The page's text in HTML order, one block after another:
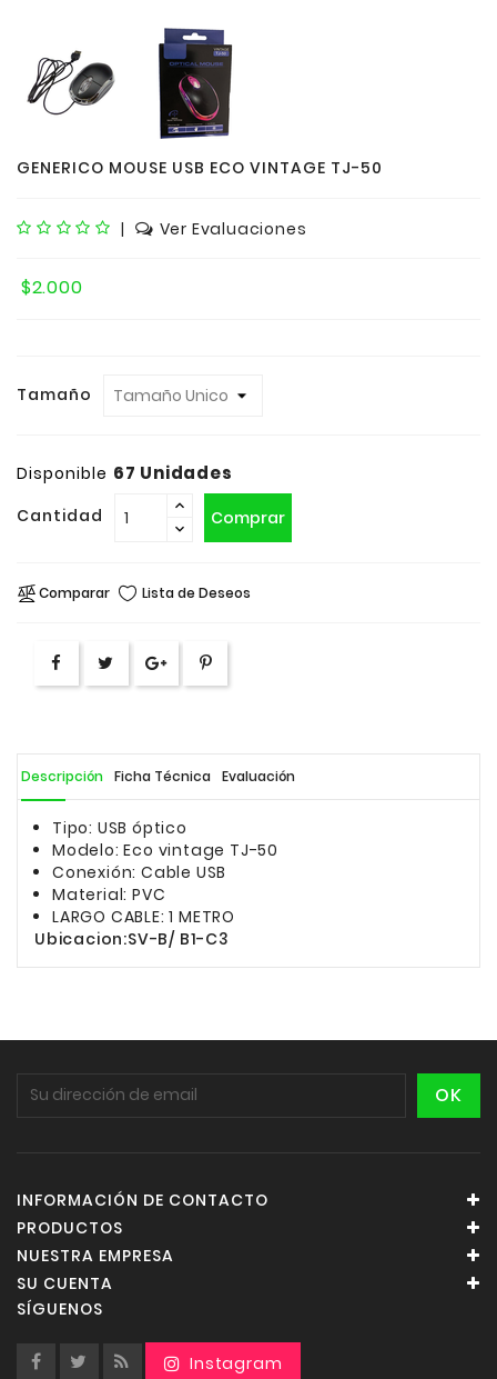
GENERICO MOUSE USB ECO VINTAGE TJ-50
| Ver Evaluaciones
$2.000
Tamaño
Disponible 67 Unidades
Cantidad Comprar
Comparar Lista de Deseos
Descripción Ficha Técnica Evaluación
Tipo: USB óptico
Modelo: Eco vintage TJ-50
Conexión: Cable USB
Material: PVC
LARGO CABLE: 1 METRO
Ubicacion:SV-B/ B1-C3
INFORMACIÓN DE CONTACTO
PRODUCTOS
NUESTRA EMPRESA
SU CUENTA
SÍGUENOS